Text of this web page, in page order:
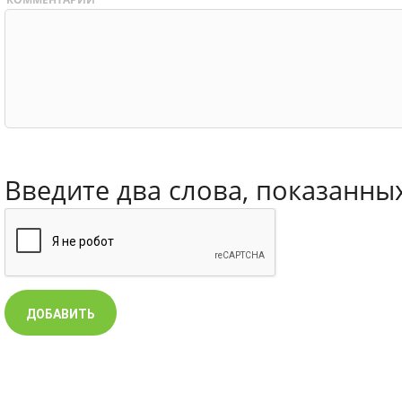
Введите два слова,